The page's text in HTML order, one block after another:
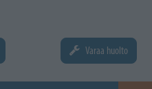
Varaa huolto